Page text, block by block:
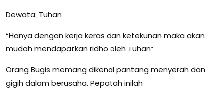
Dewata: Tuhan
“Hanya dengan kerja keras dan ketekunan maka akan
mudah mendapatkan ridho oleh Tuhan”
Orang Bugis memang dikenal pantang menyerah dan
gigih dalam berusaha. Pepatah inilah